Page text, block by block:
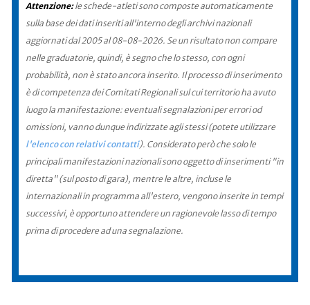
Attenzione:le schede-atleti sono composte automaticamente
sulla base dei dati inseriti all'interno degli archivi nazionali
aggiornati dal 2005 al 08-08-2026. Se un risultato non compare
nelle graduatorie, quindi, è segno che lo stesso, con ogni
probabilità, non è stato ancora inserito. Il processo di inserimento
è di competenza dei Comitati Regionali sul cui territorio ha avuto
luogo la manifestazione: eventuali segnalazioni per errori od
omissioni, vanno dunque indirizzate agli stessi (potete utilizzare
l'elenco con relativi contatti). Considerato però che solo le
principali manifestazioni nazionali sono oggetto di inserimenti "in
diretta" (sul posto di gara), mentre le altre, incluse le
internazionali in programma all'estero, vengono inserite in tempi
successivi, è opportuno attendere un ragionevole lasso di tempo
prima di procedere ad una segnalazione.